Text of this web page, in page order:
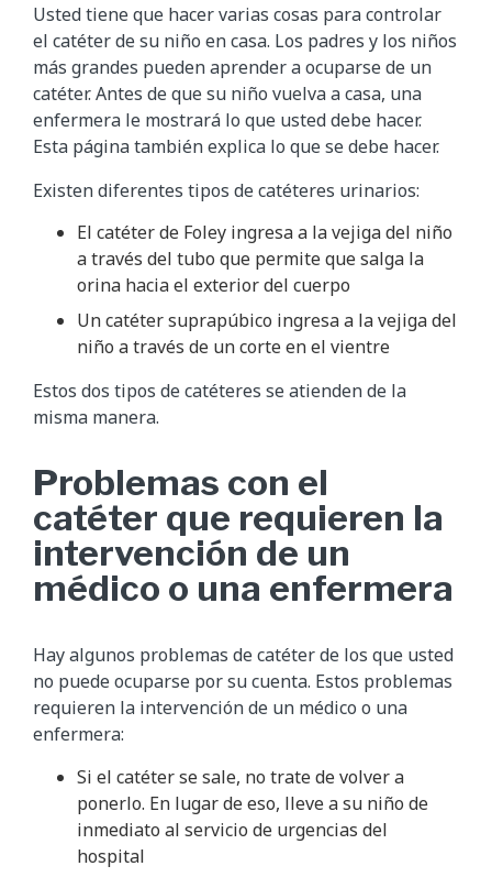
Usted tiene que hacer varias cosas para controlar
el catéter de su niño en casa. Los padres y los niños
más grandes pueden aprender a ocuparse de un
catéter. Antes de que su niño vuelva a casa, una
enfermera le mostrará lo que usted debe hacer.
Esta página también explica lo que se debe hacer.
Existen diferentes tipos de catéteres urinarios:
El catéter de Foley ingresa a la vejiga del niño
a través del tubo que permite que salga la
orina hacia el exterior del cuerpo
Un catéter suprapúbico ingresa a la vejiga del
niño a través de un corte en el vientre
Estos dos tipos de catéteres se atienden de la
misma manera.
Problemas con el
catéter que requieren la
intervención de un
médico o una enfermera
Hay algunos problemas de catéter de los que usted
no puede ocuparse por su cuenta. Estos problemas
requieren la intervención de un médico o una
enfermera:
Si el catéter se sale, no trate de volver a
ponerlo. En lugar de eso, lleve a su niño de
inmediato al servicio de urgencias del
hospital